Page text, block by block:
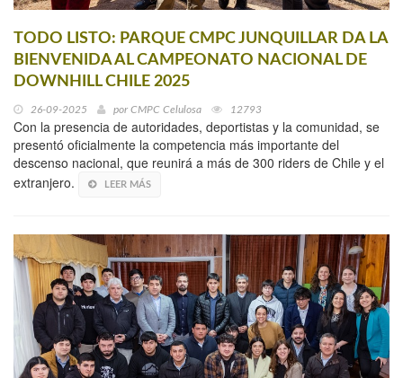
TODO LISTO: PARQUE CMPC JUNQUILLAR DA LA
BIENVENIDA AL CAMPEONATO NACIONAL DE
DOWNHILL CHILE 2025
26-09-2025 por CMPC Celulosa 12793
Con la presencia de autoridades, deportistas y la comunidad, se
presentó oficialmente la competencia más importante del
descenso nacional, que reunirá a más de 300 riders de Chile y el
extranjero.
LEER MÁS